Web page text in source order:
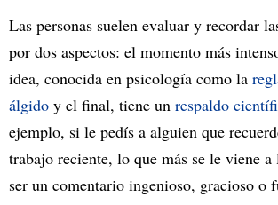
Las personas suelen evaluar y recordar
por dos aspectos: el momento más
idea, conocida en psicología como la
álgido y el final, tiene un respaldo
ejemplo, si le pedís a alguien que
trabajo reciente, lo que más se le viene a
ser un comentario ingenioso, gracioso o